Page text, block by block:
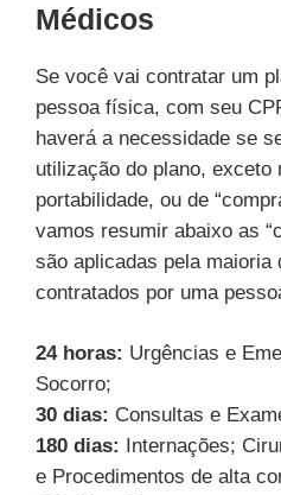
Médicos
Se você vai contratar um
pessoa física, com seu
haverá a necessidade se
utilização do plano, exceto
portabilidade, ou de
vamos resumir abaixo as
são aplicadas pela maioria
contratados por uma
24 horas: Urgências e
Socorro;
30 dias: Consultas e
180 dias: Internações;
e Procedimentos de alta